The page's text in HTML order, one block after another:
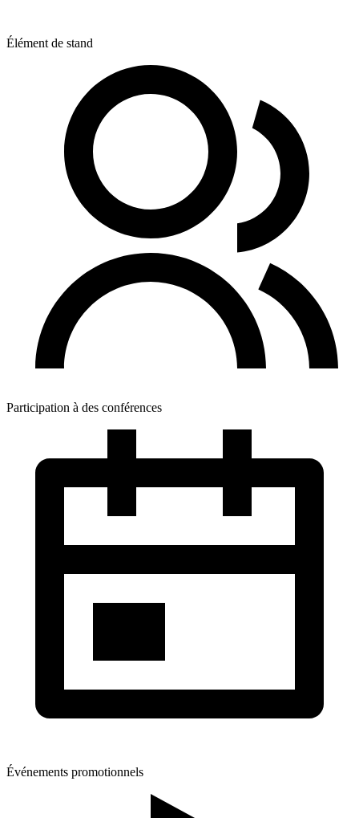
Élément de stand
Participation à des conférences
Événements promotionnels